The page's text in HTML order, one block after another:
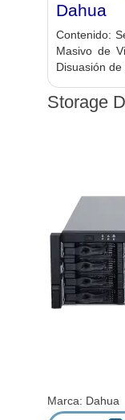
Dahua
Contenido:
Masivo de
Disuasión
Storage
Marca: Dahua